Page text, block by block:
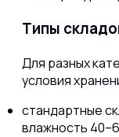
Типы
Для разных
условия
стандартные
влажность